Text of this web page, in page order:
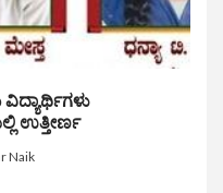
ಉತ್ತೀರ್ಣ
Naik